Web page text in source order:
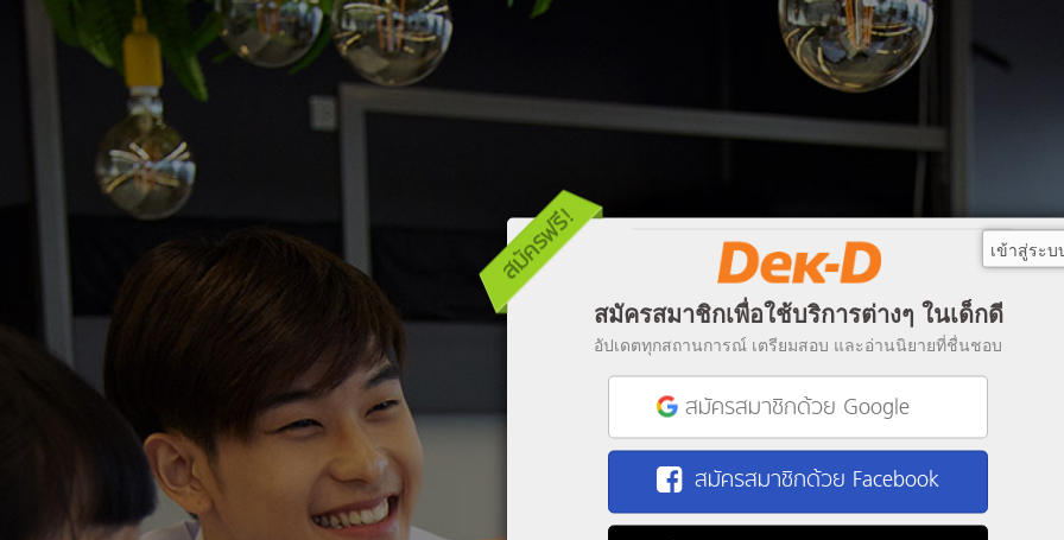
สมัครสมาชิกเพื่อใช้บริการต่างๆ ในเด็กดี
อัปเดตทุกสถานการณ์ เตรียมสอบ และอ่านนิยายที่ชื่นชอบ
สมัครสมาชิกด้วย Google
สมัครสมาชิกด้วย Facebook
เข้าสู่ระบ